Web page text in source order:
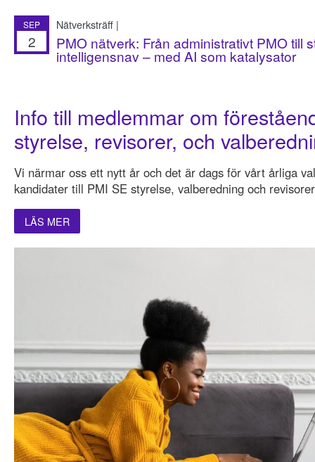
SEP
2
Nätverksträff |
PMO nätverk: Från administrativt PMO till
intelligensnav – med AI som katalysator
Info till medlemmar om
styrelse, revisorer, och
Vi närmar oss ett nytt år och det är dags för vårt årliga
kandidater till PMI SE styrelse, valberedning och
LÄS MER